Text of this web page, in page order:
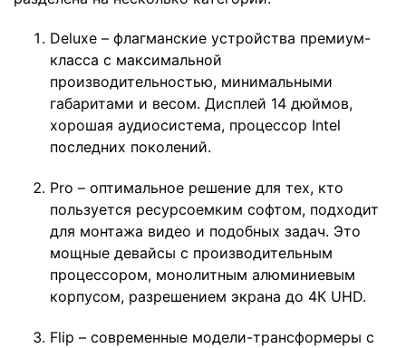
Deluxe – флагманские устройства премиум-
класса с максимальной
производительностью, минимальными
габаритами и весом. Дисплей 14 дюймов,
хорошая аудиосистема, процессор Intel
последних поколений.
Pro – оптимальное решение для тех, кто
пользуется ресурсоемким софтом, подходит
для монтажа видео и подобных задач. Это
мощные девайсы с производительным
процессором, монолитным алюминиевым
корпусом, разрешением экрана до 4К UHD.
Flip – современные модели-трансформеры с